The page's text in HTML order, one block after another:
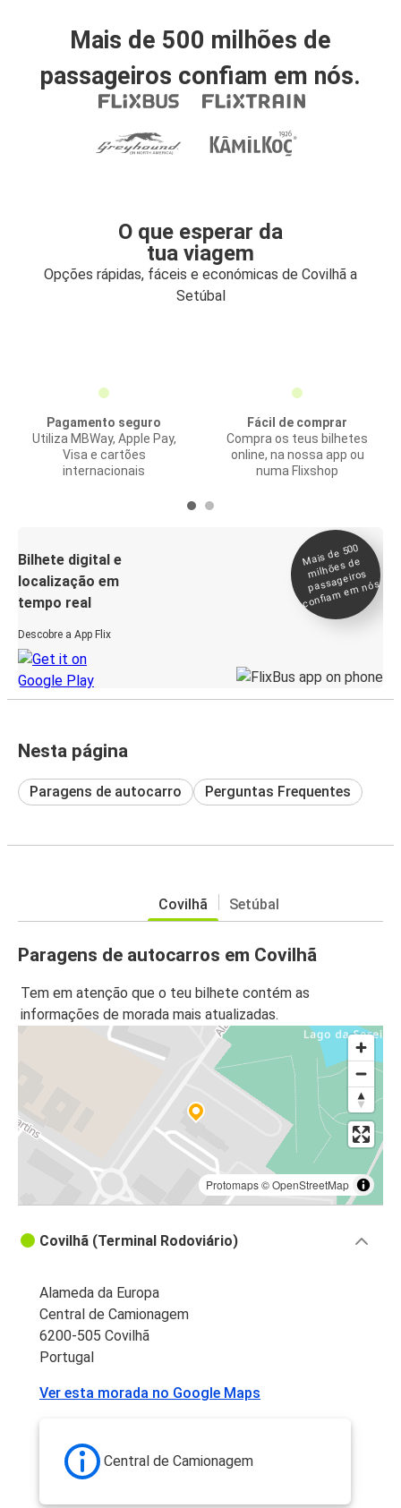
Mais de 500 milhões de
passageiros confiam em nós.
O que esperar da
tua viagem
Opções rápidas, fáceis e económicas de Covilhã a
Setúbal
Pagamento seguro
Utiliza MBWay, Apple Pay,
Visa e cartões
internacionais
Fácil de comprar
Compra os teus bilhetes
online, na nossa app ou
numa Flixshop
Bilhete digital e
localização em
tempo real
Descobre a App Flix
Mais de 500
milhões de
passageiros
confia
m e
m nós
Nesta página
Paragens de autocarro Perguntas Frequentes
Covilhã Setúbal
Paragens de autocarros em Covilhã
Tem em atenção que o teu bilhete contém as
informações de morada mais atualizadas.
Protomaps©OpenStreetMap
Covilhã (Terminal Rodoviário)
Alameda da Europa
Central de Camionagem
6200-505 Covilhã
Portugal
Ver esta morada no Google Maps
Central de Camionagem